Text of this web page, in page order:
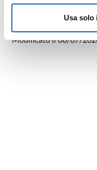
Usa solo
Info e contatti
Modificato il08/07/